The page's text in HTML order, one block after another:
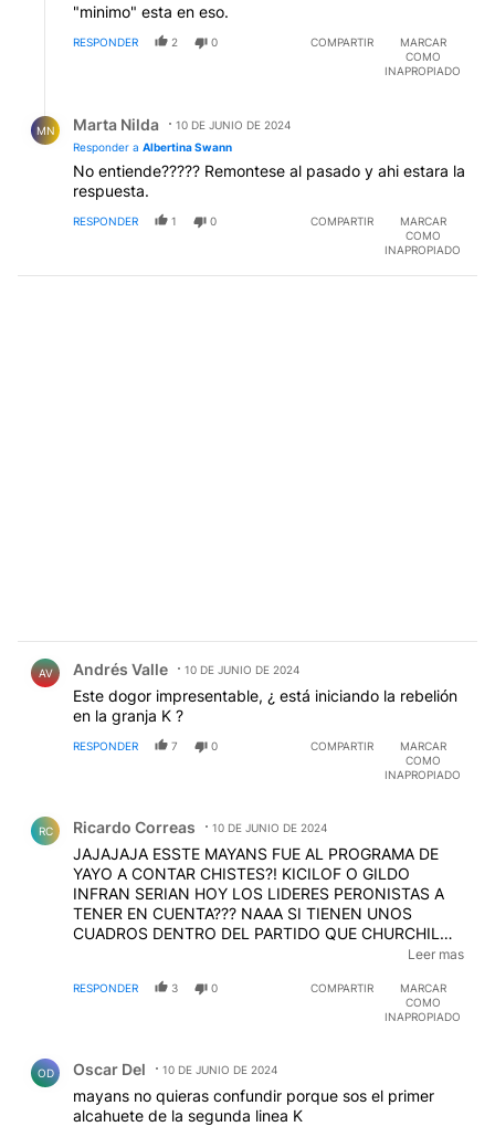
"minimo" esta en eso.
RESPONDER 2 0 COMPARTIR
MARCAR
COMO
INAPROPIADO
MN Marta Nilda
10 DE JUNIO DE 2024
Responder a Albertina Swann
No entiende????? Remontese al pasado y ahi estara la
respuesta.
RESPONDER 1 0 COMPARTIR
MARCAR
COMO
INAPROPIADO
AV Andrés Valle 10 DE JUNIO DE 2024
Este dogor impresentable, ¿ está iniciando la rebelión
en la granja K ?
RESPONDER 7 0 COMPARTIR
MARCAR
COMO
INAPROPIADO
RC Ricardo Correas 10 DE JUNIO DE 2024
JAJAJAJA ESSTE MAYANS FUE AL PROGRAMA DE
YAYO A CONTAR CHISTES?! KICILOF O GILDO
INFRAN SERIAN HOY LOS LIDERES PERONISTAS A
TENER EN CUENTA??? NAAA SI TIENEN UNOS
CUADROS DENTRO DEL PARTIDO QUE CHURCHIL
QUEDO COMO UN TONTO.(FONTEVECHIA NO DEJA
POLITICOS)
Leer mas
RESPONDER 3 0 COMPARTIR
MARCAR
COMO
INAPROPIADO
OD Oscar Del 10 DE JUNIO DE 2024
mayans no quieras confundir porque sos el primer
alcahuete de la segunda linea K